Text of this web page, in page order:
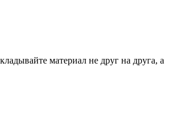
материал не друг на друга, а